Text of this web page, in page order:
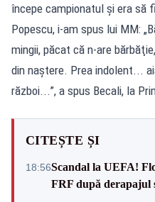
începe campionatul şi era să
Popescu, i-am spus lui MM:
mingii, păcat că n-are
din naştere. Prea indolent...
război...”, a spus Becali, la
CITEȘTE ȘI
18:56Scandal la UEFA!
FRF după derapajul